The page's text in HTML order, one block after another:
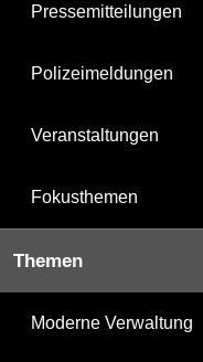
Pressemitteilungen
Polizeimeldungen
Veranstaltungen
Fokusthemen
Themen
Moderne Verwaltung